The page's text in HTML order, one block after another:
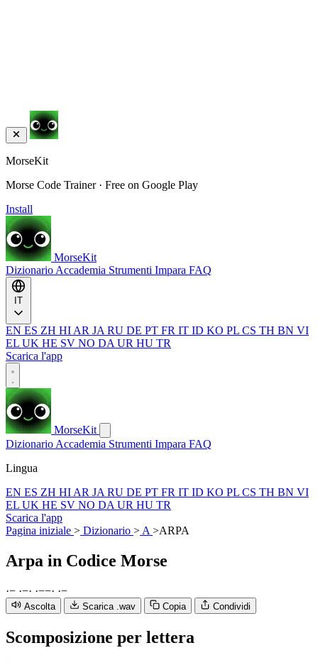
MorseKit
Morse Code Trainer · Free on Google Play
Install
MorseKit
Dizionario Accademia Strumenti Impara FAQ
EN ES ZH HI AR JA RU DE PT FR IT ID KO PL CS TH BN VI
EL UK HE SV NO DA UR HU TR
Scarica l'app
MorseKit
Dizionario Accademia Strumenti Impara FAQ
Lingua
EN ES ZH HI AR JA RU DE PT FR IT ID KO PL CS TH BN VI
EL UK HE SV NO DA UR HU TR
Scarica l'app
Pagina iniziale > Dizionario > A >ARPA
Arpa in Codice Morse
·− ·−· ·−−· ·−
Ascolta Scarica .wav Copia Condividi
Scomposizione per lettera